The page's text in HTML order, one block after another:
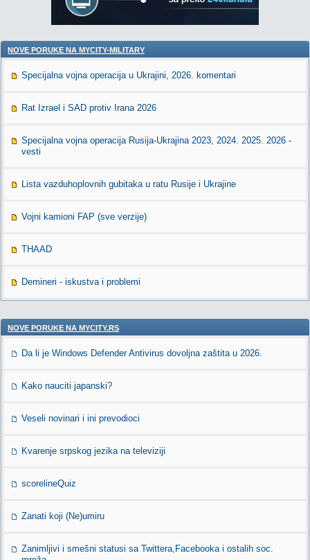
NOVE PORUKE NA MYCITY-MILITARY
Specijalna vojna operacija u Ukrajini, 2026. komentari
Rat Izrael i SAD protiv Irana 2026
Specijalna vojna operacija Rusija-Ukrajina 2023, 2024. 2025. 2026 -
vesti
Lista vazduhoplovnih gubitaka u ratu Rusije i Ukrajine
Vojni kamioni FAP (sve verzije)
THAAD
Demineri - iskustva i problemi
NOVE PORUKE NA MYCITY.RS
Da li je Windows Defender Antivirus dovoljna zaštita u 2026.
Kako nauciti japanski?
Veseli novinari i ini prevodioci
Kvarenje srpskog jezika na televiziji
scorelineQuiz
Zanati koji (Ne)umiru
Zanimljivi i smešni statusi sa Twittera,Facebooka i ostalih soc.